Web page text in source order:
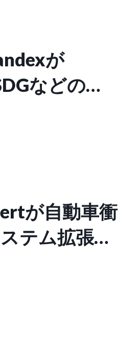
が
などの
株を1102億
が自動車衝
テム拡張の
億円のシード